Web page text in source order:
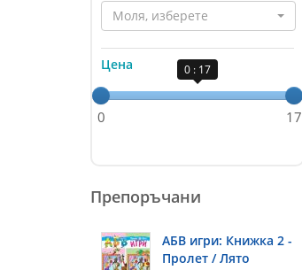
Моля, изберете
Цена 0 : 17
0 17
Препоръчани
АБВ игри: Книжка 2 -
Пролет / Лято